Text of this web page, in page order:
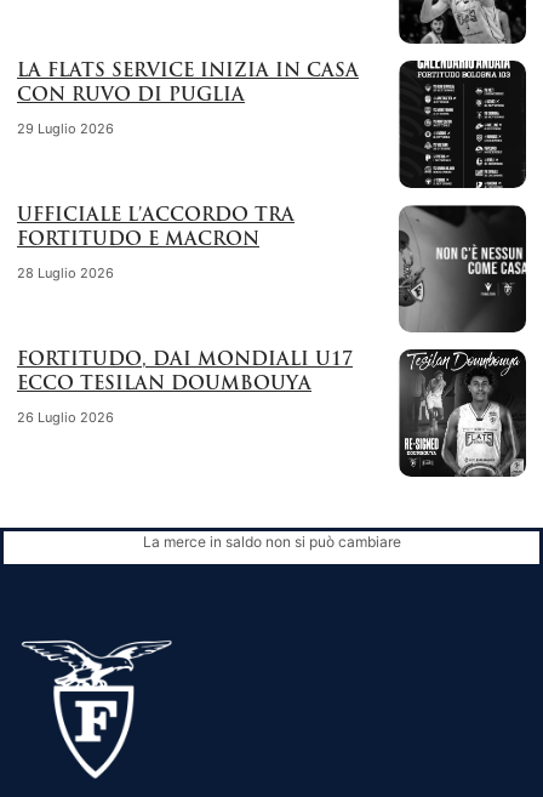
LA FLATS SERVICE INIZIA IN CASA
CON RUVO DI PUGLIA
29 Luglio 2026
UFFICIALE L’ACCORDO TRA
FORTITUDO E MACRON
28 Luglio 2026
FORTITUDO, DAI MONDIALI U17
ECCO TESILAN DOUMBOUYA
26 Luglio 2026
La merce in saldo non si può cambiare